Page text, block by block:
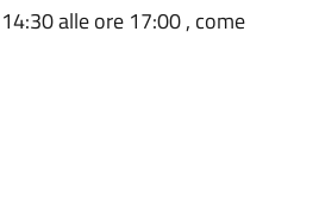
alle ore 17:00 , come